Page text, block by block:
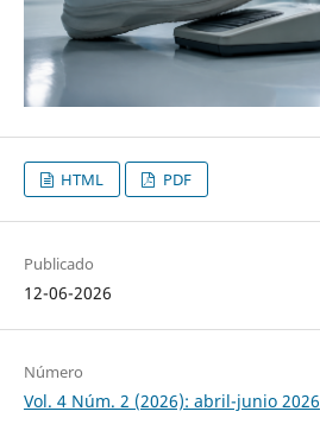
HTML PDF
Publicado
12-06-2026
Número
Vol. 4 Núm. 2 (2026): abril-junio 2026